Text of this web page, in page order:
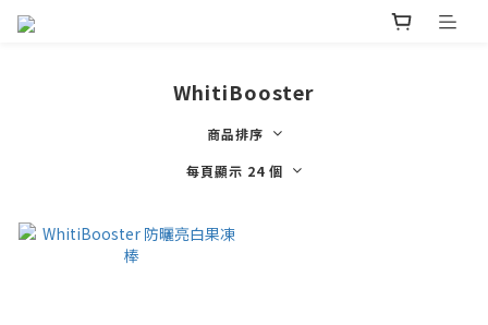
WhitiBooster
商品排序
每頁顯示 24 個